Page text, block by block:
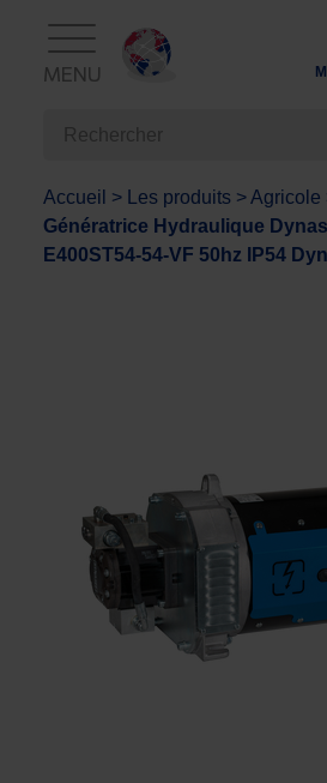
MENU
Accueil > Les produits >Agricole
Génératrice Hydraulique
E400ST54-54-VF 50hz IP54